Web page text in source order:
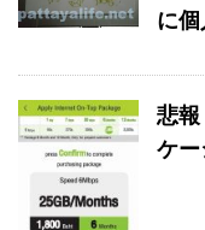
に
悲
ケー